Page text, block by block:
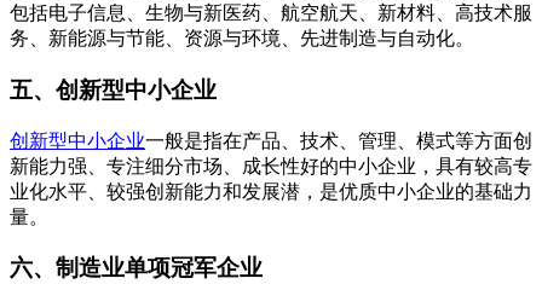
包括电子信息、生物与新医药、航空航天、新材料、高技术服
务、新能源与节能、资源与环境、先进制造与自动化。
五、创新型中小企业
创新型中小企业一般是指在产品、技术、管理、模式等方面创
新能力强、专注细分市场、成长性好的中小企业，具有较高专
业化水平、较强创新能力和发展潜，是优质中小企业的基础力
量。
六、制造业单项冠军企业